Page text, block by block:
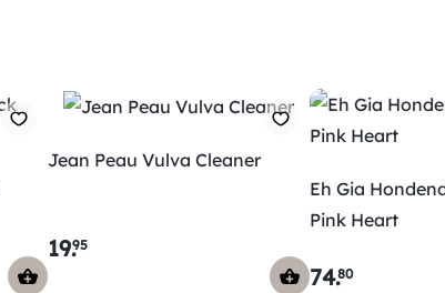
Jean Peau Vulva Cleaner
19.95
Eh Gia
Pink Heart
74.80